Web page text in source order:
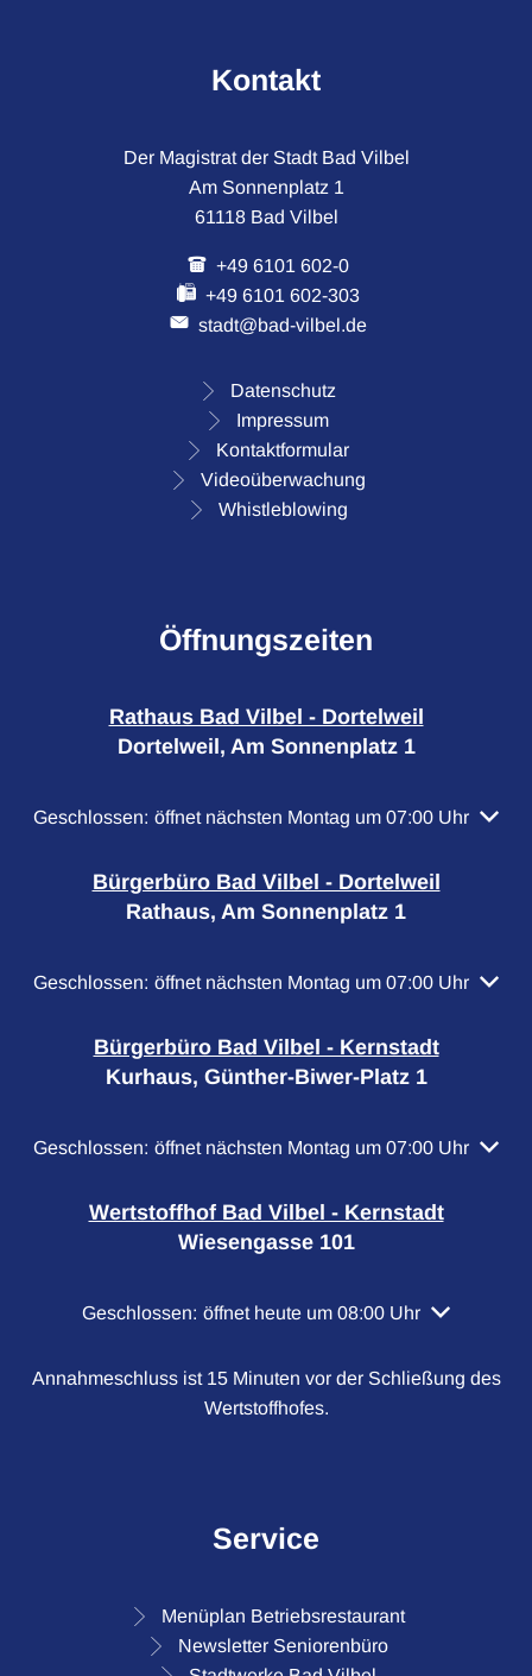
Kontakt
Der Magistrat der Stadt Bad Vilbel
Am Sonnenplatz 1
61118 Bad Vilbel
+49 6101 602-0
+49 6101 602-303
stadt@bad-vilbel.de
Datenschutz
Impressum
Kontaktformular
Videoüberwachung
Whistleblowing
Öffnungszeiten
Rathaus Bad Vilbel - Dortelweil
Dortelweil, Am Sonnenplatz 1
Klicken, um weitere Öffnungs- oder Schließzeiten
Geschlossen: öffnet nächsten Montag um 07:00 Uhr
Bürgerbüro Bad Vilbel - Dortelweil
Rathaus, Am Sonnenplatz 1
Klicken, um weitere Öffnungs- oder Schließzeiten
Geschlossen: öffnet nächsten Montag um 07:00 Uhr
Bürgerbüro Bad Vilbel - Kernstadt
Kurhaus, Günther-Biwer-Platz 1
Klicken, um weitere Öffnungs- oder Schließzeiten
Geschlossen: öffnet nächsten Montag um 07:00 Uhr
Wertstoffhof Bad Vilbel - Kernstadt
Wiesengasse 101
Klicken, um weitere Öffnungs- oder Schließzeiten
Geschlossen: öffnet heute um 08:00 Uhr
Annahmeschluss ist 15 Minuten vor der Schließung des
Wertstoffhofes.
Service
Menüplan Betriebsrestaurant
Newsletter Seniorenbüro